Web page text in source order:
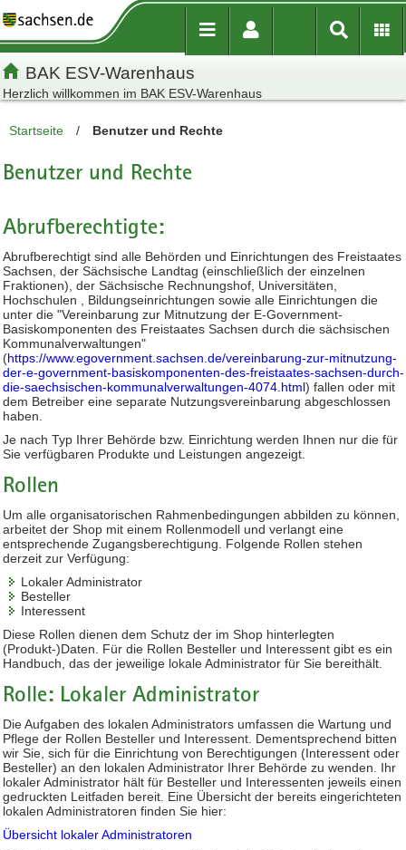
Inhalt
Kundenmenü
Artikelsuche
Servicemenü
BAK ESV-Warenhaus
Herzlich willkommen im BAK ESV-Warenhaus
Startseite / Benutzer und Rechte
Benutzer und Rechte
Abrufberechtigte:
Abrufberechtigt sind alle Behörden und Einrichtungen des Freistaates
Sachsen, der Sächsische Landtag (einschließlich der einzelnen
Fraktionen), der Sächsische Rechnungshof, Universitäten,
Hochschulen , Bildungseinrichtungen sowie alle Einrichtungen die
unter die "Vereinbarung zur Mitnutzung der E-Government-
Basiskomponenten des Freistaates Sachsen durch die sächsischen
Kommunalverwaltungen"
(https://www.egovernment.sachsen.de/vereinbarung-zur-mitnutzung-
der-e-government-basiskomponenten-des-freistaates-sachsen-durch-
die-saechsischen-kommunalverwaltungen-4074.html) fallen oder mit
dem Betreiber eine separate Nutzungsvereinbarung abgeschlossen
haben.
Je nach Typ Ihrer Behörde bzw. Einrichtung werden Ihnen nur die für
Sie verfügbaren Produkte und Leistungen angezeigt.
Rollen
Um alle organisatorischen Rahmenbedingungen abbilden zu können,
arbeitet der Shop mit einem Rollenmodell und verlangt eine
entsprechende Zugangsberechtigung. Folgende Rollen stehen
derzeit zur Verfügung:
Lokaler Administrator
Besteller
Interessent
Diese Rollen dienen dem Schutz der im Shop hinterlegten
(Produkt-)Daten. Für die Rollen Besteller und Interessent gibt es ein
Handbuch, das der jeweilige lokale Administrator für Sie bereithält.
Rolle: Lokaler Administrator
Die Aufgaben des lokalen Administrators umfassen die Wartung und
Pflege der Rollen Besteller und Interessent. Dementsprechend bitten
wir Sie, sich für die Einrichtung von Berechtigungen (Interessent oder
Besteller) an den lokalen Administrator Ihrer Behörde zu wenden. Ihr
lokaler Administrator hält für Besteller und Interessenten jeweils einen
gedruckten Leitfaden bereit. Eine Übersicht der bereits eingerichteten
lokalen Administratoren finden Sie hier:
Übersicht lokaler Administratoren